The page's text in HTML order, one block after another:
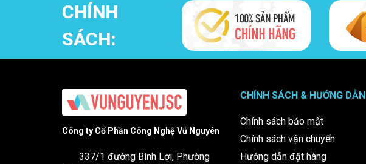
CHÍNH
SÁCH:
Công ty Cổ Phần Công Nghệ Vũ Nguyên
337/1 đường Bình Lợi, Phường
CHÍNH SÁCH & HƯỚNG DẪN
Chính sách bảo mật
Chính sách vận chuyển
Hướng dẫn đặt hàng